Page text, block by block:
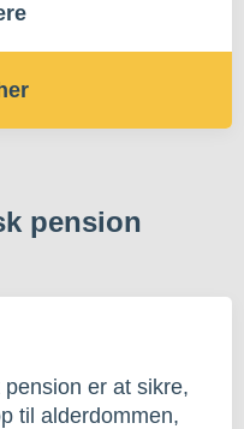
pension
er at sikre,
til alderdommen,